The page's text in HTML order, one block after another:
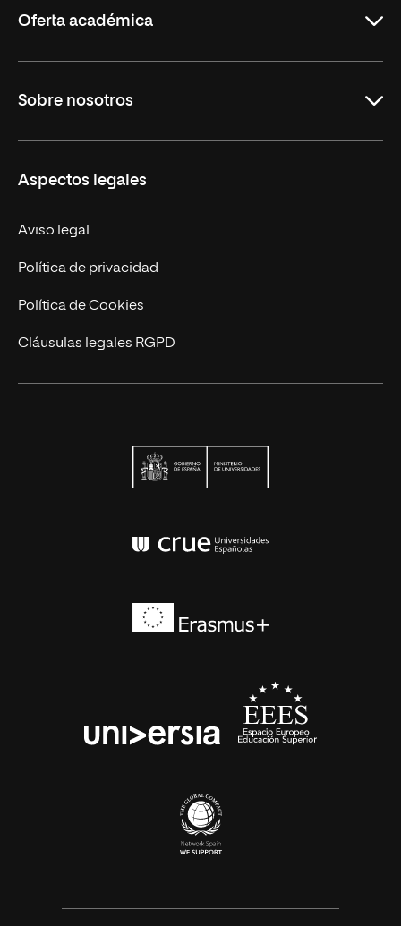
Oferta académica
Carreras
Sobre nosotros
Nuestro Equipo
Trabaja en UNIR
Actualidad
Contáctanos
Aspectos legales
Aviso legal
Política de privacidad
Política de Cookies
Cláusulas legales RGPD
Conferencia de
universia